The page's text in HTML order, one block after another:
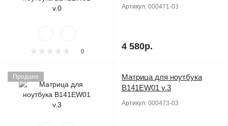
0
Артикул: 000471-03
4 580р.
Продано
Матрица для ноутбука
B141EW01 v.3
Артикул: 000473-03